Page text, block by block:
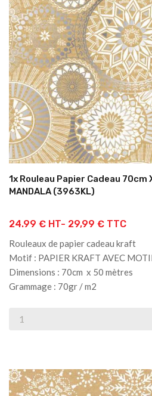
1x Rouleau Papier Cadeau 70cm
MANDALA (3963KL)
24.99 € HT- 29,99 € TTC
Rouleaux de papier cadeau kraft
Motif : PAPIER KRAFT AVEC
Dimensions : 70cm x 50 mètres
Grammage : 70gr / m2